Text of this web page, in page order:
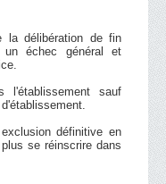
la délibération de fin
un échec général et
l'établissement sauf
définitive en
se réinscrire dans